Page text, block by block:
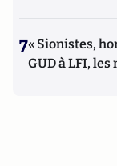
7« Sionistes,
GUD à LFI,